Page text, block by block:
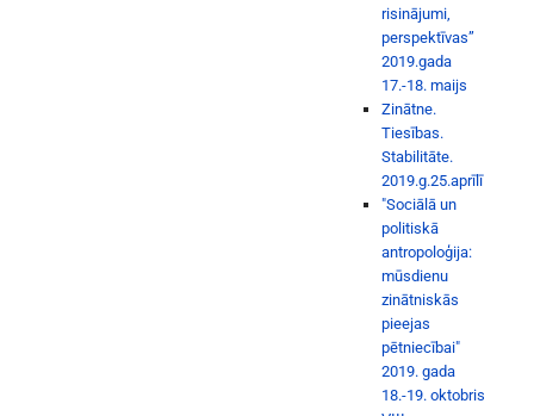
risinājumi,
perspektīvas”
2019.gada
17.-18. maijs
Zinātne.
Tiesības.
Stabilitāte.
2019.g.25.aprīlī
"Sociālā un
politiskā
antropoloģija:
mūsdienu
zinātniskās
pieejas
pētniecībai"
2019. gada
18.-19. oktobris